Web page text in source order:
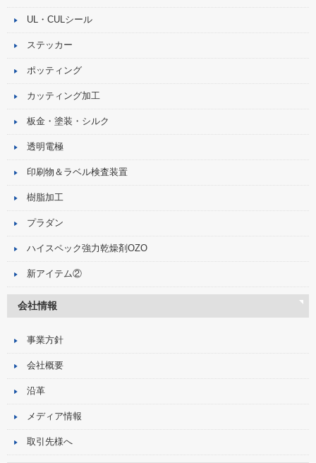
UL・CULシール
ステッカー
ポッティング
カッティング加工
板金・塗装・シルク
透明電極
印刷物＆ラベル検査装置
樹脂加工
プラダン
ハイスペック強力乾燥剤OZO
新アイテム②
会社情報
事業方針
会社概要
沿革
メディア情報
取引先様へ